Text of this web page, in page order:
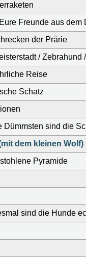
Freunde aus dem
der Prärie
/ Zebrahund
Reise
Schatz
Dümmsten sind die
dem kleinen Wolf)
Pyramide
sind die Hunde